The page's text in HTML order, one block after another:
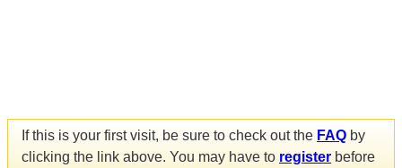
If this is your first visit, be sure to check out the FAQ by
clicking the link above. You may have to register before